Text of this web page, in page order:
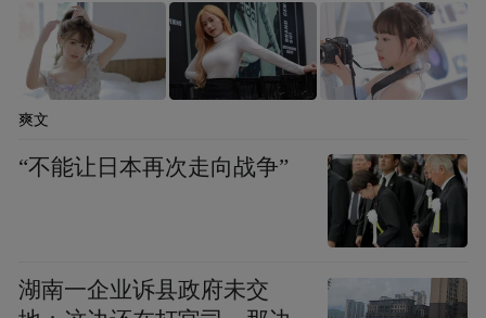
五指山供电局工作人员在10 千伏保国线毛优
村分支线断线开展抢修作业。通讯员 吴翔 摄
据介绍，下一步海南电网公司将持续加快沿
爽文
“不能让日本再次走向战争”
湖南一企业诉县政府未交